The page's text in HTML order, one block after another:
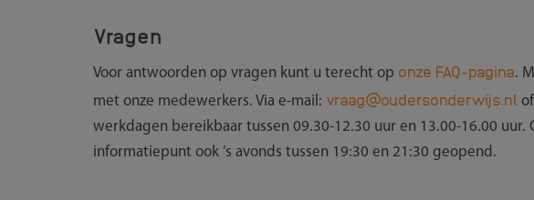
Vragen
Voor antwoorden op vragen kunt u terecht op onze FAQ-pagina.
met onze medewerkers. Via e-mail: vraag@oudersonderwijs.nl
werkdagen bereikbaar tussen 09.30-12.30 uur en 13.00-16.00
informatiepunt ook ’s avonds tussen 19:30 en 21:30 geopend.